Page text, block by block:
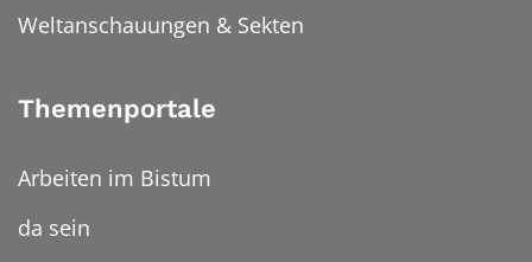
Weltanschauungen & Sekten
Themenportale
Arbeiten im Bistum
da sein